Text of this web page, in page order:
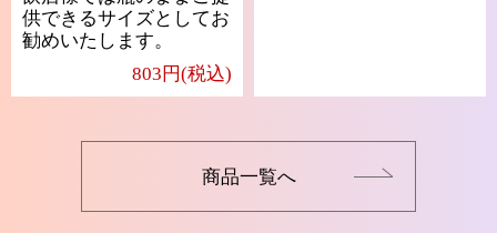
供できるサイズとしてお
勧めいたします。
803円(税込)
商品一覧へ